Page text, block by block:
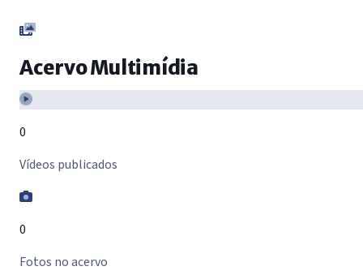
Acervo Multimídia
0
Vídeos publicados
0
Fotos no acervo